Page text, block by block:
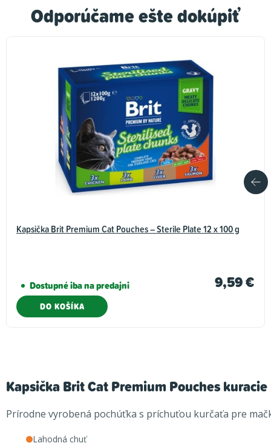
Odporúčame ešte dokúpiť
Kapsička Brit Premium Cat Pouches – Sterile Plate 12 x 100 g
Dostupné iba na predajni 9,59 €
DO KOŠÍKA
Kapsička Brit Cat Premium Pouches
Prírodne vyrobená pochúťka s príchuťou kurčaťa pre
Lahodná chuť